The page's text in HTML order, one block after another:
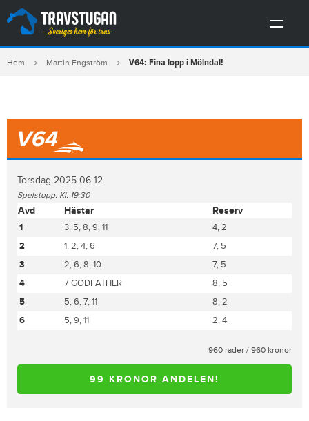
Hem Martin Engström V64: Fina lopp i Mölndal!
V64
Torsdag 2025-06-12
Spelstopp: Kl. 19:30
Avd Hästar Reserv
1 3, 5, 8, 9, 11
4, 2
2
1, 2, 4, 6
7, 5
3
2, 6, 8, 10
7, 5
4
7 GODFATHER
8, 5
5
5, 6, 7, 11
8, 2
6
5, 9, 11 2, 4
960 rader / 960 kronor
99 KRONOR ANDELEN!